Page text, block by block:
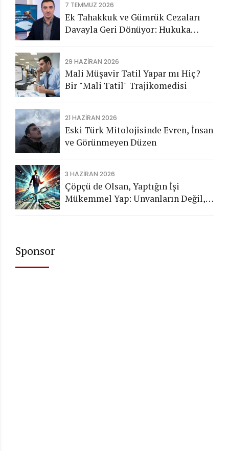
7 TEMMUZ 2026
Ek Tahakkuk ve Gümrük Cezaları
Davayla Geri Dönüyor: Hukuka
29 HAZIRAN 2026
Mali Müşavir Tatil Yapar mı Hiç?
Bir "Mali Tatil" Trajikomedisi
21 HAZIRAN 2026
Eski Türk Mitolojisinde Evren, İnsan
ve Görünmeyen Düzen
3 HAZIRAN 2026
Çöpçü de Olsan, Yaptığın İşi
Mükemmel Yap: Unvanların Değil,
Sponsor